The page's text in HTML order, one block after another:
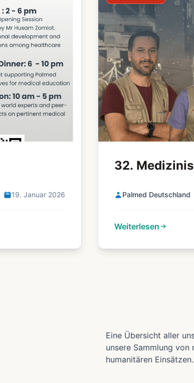
19. Januar 2026
32.
Palmed Deutschland
Weiterlesen
Eine Übersicht aller
unsere Sammlung
humanitären Einsätzen.